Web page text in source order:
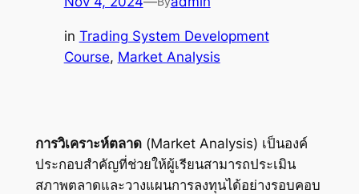
in Trading System Development
Course, Market Analysis
การวิเคราะห์ตลาด(Market Analysis) เป็นองค์
ประกอบสำคัญที่ช่วยให้ผู้เรียนสามารถประเมิน
สภาพตลาดและวางแผนการลงทุนได้อย่างรอบคอบ